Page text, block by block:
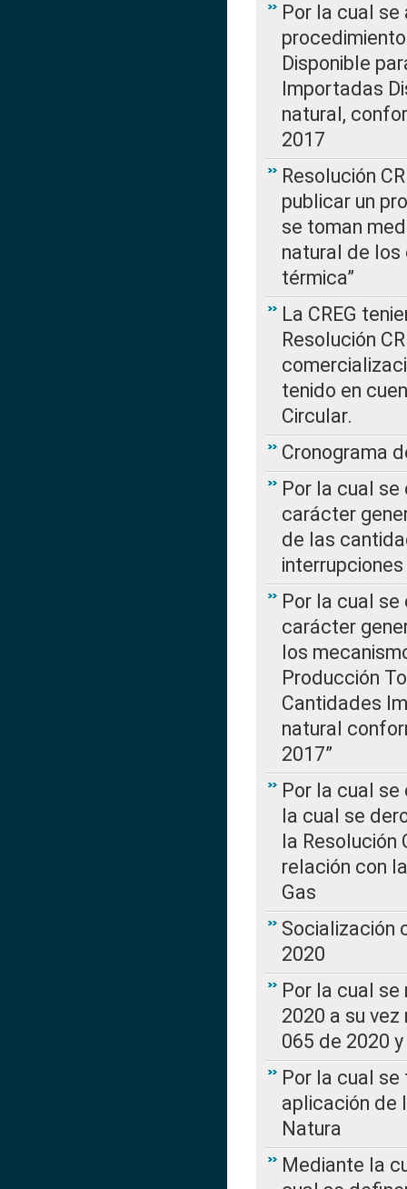
Por la cual
Disponible
Importadas
natural,
2017
Resolución
publicar un
se toman
natural de los
térmica”
La CREG
Resolución
tenido en
Circular.
Cronograma
Por la cual
carácter
de las
Por la cual
carácter
los
Producción
Cantidades
natural
2017”
Por la cual
la cual se
la Resolución
relación con
Gas
Socialización
2020
Por la cual se
2020 a su
065 de 2020
Por la cual
aplicación de
Natura
Mediante la